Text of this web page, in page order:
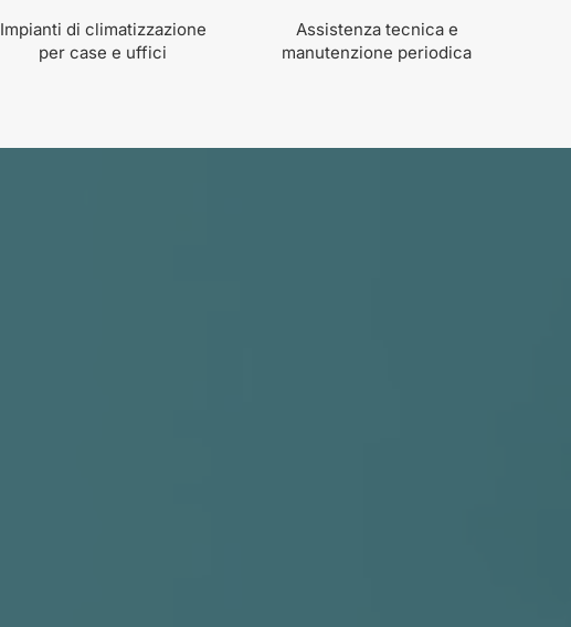
Impianti di climatizzazione
per case e uffici
Assistenza tecnica e
manutenzione periodica